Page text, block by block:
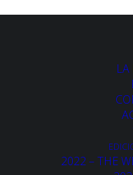
LA
2022 – THE